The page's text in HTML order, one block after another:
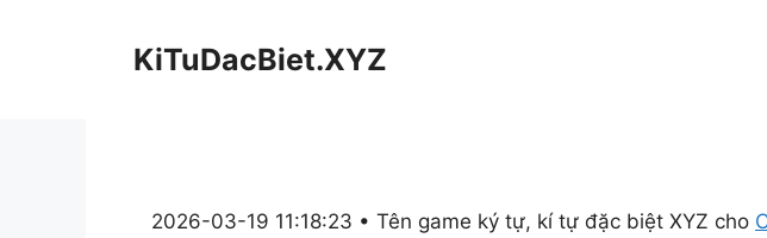
KiTuDacBiet.XYZ
2026-03-19 11:18:23 • Tên game ký tự, kí tự đặc biệt XYZ cho